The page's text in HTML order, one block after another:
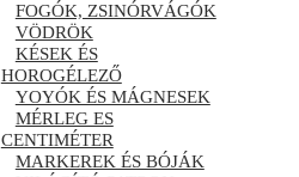
FOGÓK, ZSINÓRVÁGÓK
VÖDRÖK
KÉSEK ÉS
HOROGÉLEZŐ
YOYÓK ÉS MÁGNESEK
MÉRLEG ES
CENTIMÉTER
MARKEREK ÉS BÓJÁK